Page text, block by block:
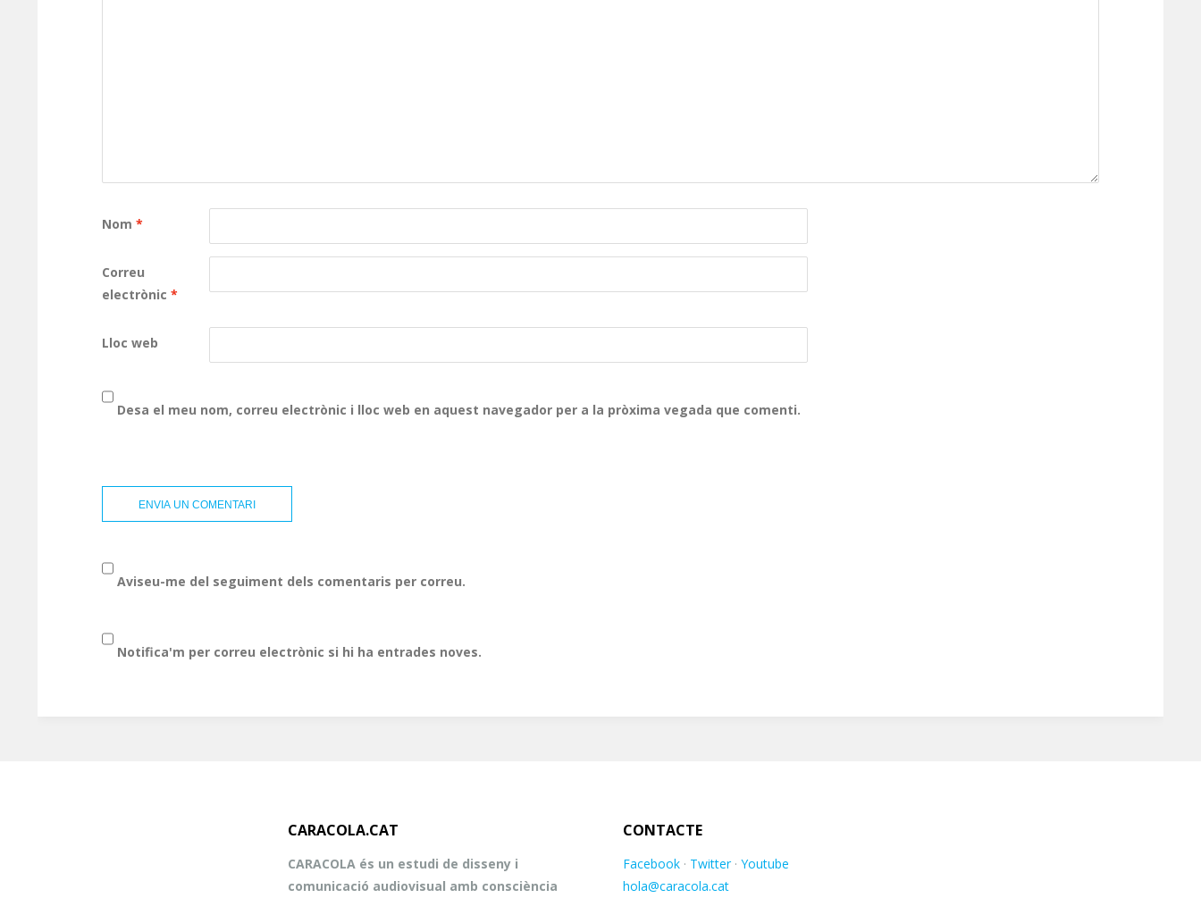
Nom *
Correu
electrònic *
Lloc web
Desa el meu nom, correu electrònic i lloc web en aquest navegador per a la pròxima vegada que comenti.
Aviseu-me del seguiment dels comentaris per correu.
Notifica'm per correu electrònic si hi ha entrades noves.
CARACOLA.CAT
CARACOLA és un estudi de disseny i
comunicació audiovisual amb consciència
CONTACTE
Facebook · Twitter· Youtube
hola@caracola.cat